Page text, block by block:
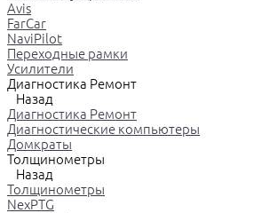
Avis
FarCar
NaviPilot
Переходные рамки
Усилители
Диагностика Ремонт
Назад
Диагностика Ремонт
Диагностические компьютеры
Домкраты
Толщинометры
Назад
Толщинометры
NexPTG